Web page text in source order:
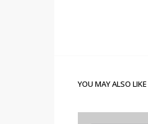
YOU MAY ALSO LIKE